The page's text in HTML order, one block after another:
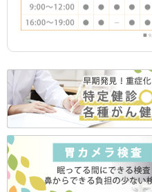
2023年11月 (5)
2023年10月 (3)
2023年7月 (1)
2023年5月 (2)
2023年3月 (2)
2022年12月 (2)
2022年11月 (2)